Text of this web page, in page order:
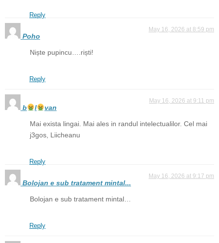
Reply
Poho
May 16, 2026 at 8:59 pm
Niște pupincu….riști!
Reply
b l van
May 16, 2026 at 9:11 pm
Mai exista lingai. Mai ales in randul intelectualilor. Cel mai
j3gos, Liicheanu
Reply
Bolojan e sub tratament mintal...
May 16, 2026 at 9:17 pm
Bolojan e sub tratament mintal…
Reply